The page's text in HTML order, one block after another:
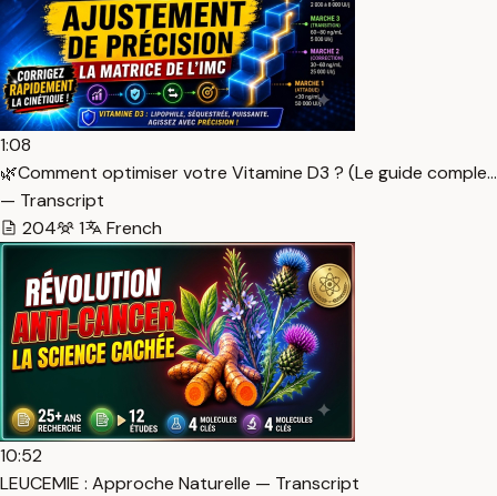
1:08
🌿Comment optimiser votre Vitamine D3 ? (Le guide comple…
— Transcript
204
1 French
10:52
LEUCEMIE : Approche Naturelle — Transcript